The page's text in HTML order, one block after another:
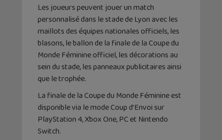
Les joueurs peuvent jouer un match
personnalisé dans le stade de Lyon avec les
maillots des équipes nationales officiels, les
blasons, le ballon de la finale de la Coupe du
Monde Féminine officiel, les décorations au
sein du stade, les panneaux publicitaires ainsi
que le trophée.
La finale de la Coupe du Monde Féminine est
disponible via le mode Coup d’Envoi sur
PlayStation 4, Xbox One, PC et Nintendo
Switch.